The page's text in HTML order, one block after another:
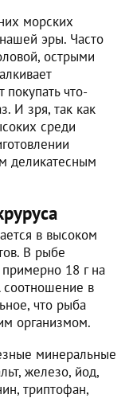
морских
эры. Часто
острыми
покупать что-
И зря, так как
среди
деликатесным
в высоком
В рыбе
18 г на
соотношение в
что рыба
организмом.
минеральные
железо, йод,
триптофан,